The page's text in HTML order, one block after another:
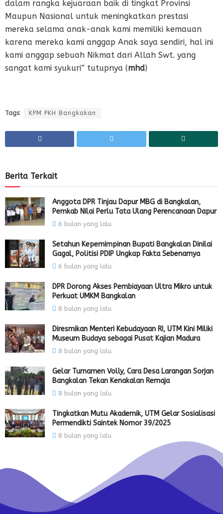
dalam rangka kejuaraan baik di tingkat Provinsi
Maupun Nasional untuk meningkatkan prestasi
mereka selama anak-anak kami memiliki kemauan
karena mereka kami anggap Anak saya sendiri, hal ini
kami anggap sebuah Nikmat dari Allah Swt. yang
sangat kami syukuri” tutupnya (mhd)
Tags: KPM PKH Bangkakan
Berita Terkait
Anggota DPR Tinjau Dapur MBG di Bangkalan,
Pemkab Nilai Perlu Tata Ulang Perencanaan Dapur
6 bulan yang lalu
Setahun Kepemimpinan Bupati Bangkalan Dinilai
Gagal, Politisi PDIP Ungkap Fakta Sebenarnya
6 bulan yang lalu
DPR Dorong Akses Pembiayaan Ultra Mikro untuk
Perkuat UMKM Bangkalan
8 bulan yang lalu
Diresmikan Menteri Kebudayaan RI, UTM Kini Miliki
Museum Budaya sebagai Pusat Kajian Madura
8 bulan yang lalu
Gelar Turnamen Volly, Cara Desa Larangan Sorjan
Bangkalan Tekan Kenakalan Remaja
8 bulan yang lalu
Tingkatkan Mutu Akademik, UTM Gelar Sosialisasi
Permendikti Saintek Nomor 39/2025
8 bulan yang lalu